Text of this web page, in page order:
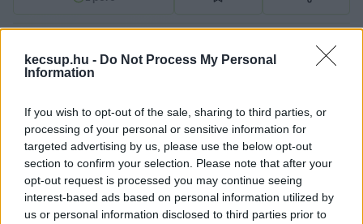
kecsup.hu - Do Not Process My Personal
Information
If you wish to opt-out of the sale, sharing to third parties, or
processing of your personal or sensitive information for
targeted advertising by us, please use the below opt-out
section to confirm your selection. Please note that after your
opt-out request is processed you may continue seeing
interest-based ads based on personal information utilized by
us or personal information disclosed to third parties prior to
Két atomtengeralattjáró elhelyezését rendelte
el Oroszország közelében Donald Trump
Medvegyev volt orosz elnök fenyegető szavaira
– írja a Reutersre hivatkozva a 444.
Trump az X-en arról posztolt, hogy „két
atomtengeralattjáró elhelyezését rendelte el a